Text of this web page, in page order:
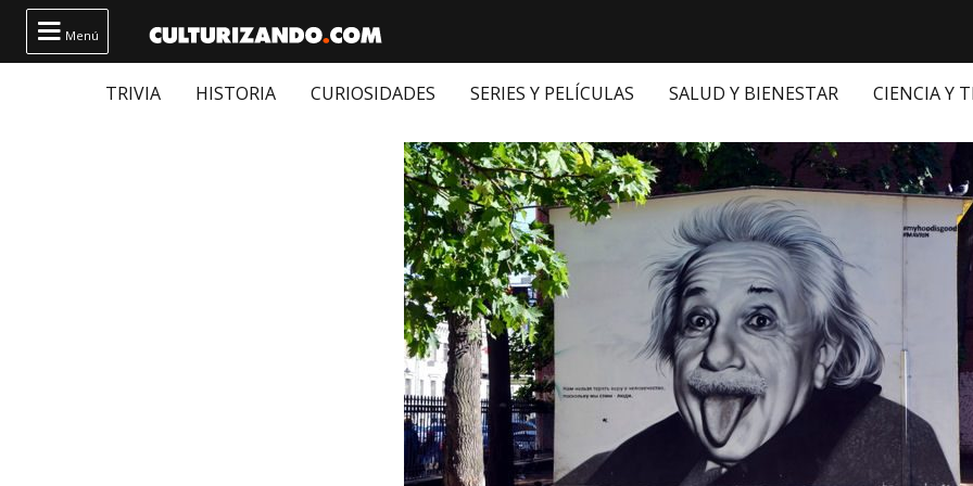
 Menú
TRIVIA HISTORIA CURIOSIDADES SERIES Y PELÍCULAS SALUD Y BIENESTAR CIENCIA Y